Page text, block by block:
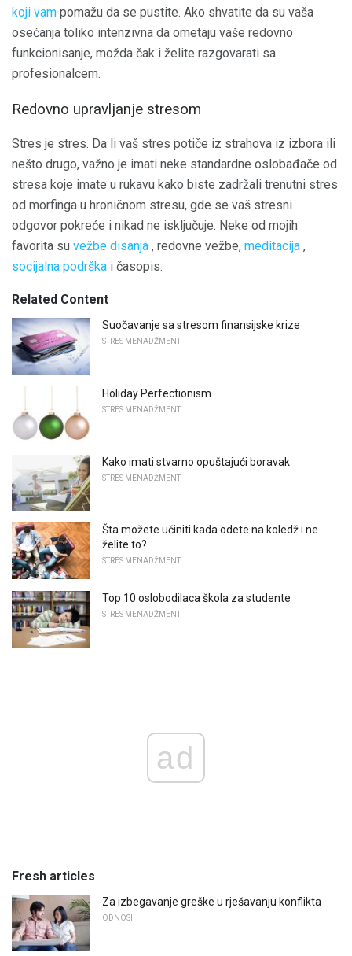
koji vam pomažu da se pustite. Ako shvatite da su vaša
osećanja toliko intenzivna da ometaju vaše redovno
funkcionisanje, možda čak i želite razgovarati sa
profesionalcem.
Redovno upravljanje stresom
Stres je stres. Da li vaš stres potiče iz strahova iz izbora ili
nešto drugo, važno je imati neke standardne oslobađače od
stresa koje imate u rukavu kako biste zadržali trenutni stres
od morfinga u hroničnom stresu, gde se vaš stresni
odgovor pokreće i nikad ne isključuje. Neke od mojih
favorita su vežbe disanja , redovne vežbe, meditacija ,
socijalna podrška i časopis.
Related Content
Suočavanje sa stresom finansijske krize
STRES MENADŽMENT
Holiday Perfectionism
STRES MENADŽMENT
Kako imati stvarno opuštajući boravak
STRES MENADŽMENT
Šta možete učiniti kada odete na koledž i ne
želite to?
STRES MENADŽMENT
Top 10 oslobodilaca škola za studente
STRES MENADŽMENT
ad
Fresh articles
Za izbegavanje greške u rješavanju konflikta
ODNOSI